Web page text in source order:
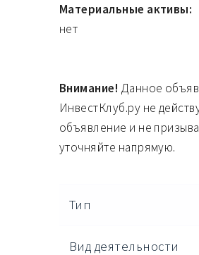
Материальные активы:
нет
Внимание! Данное
ИнвестКлуб.ру не
объявление и не
уточняйте напрямую.
Тип
Вид деятельности